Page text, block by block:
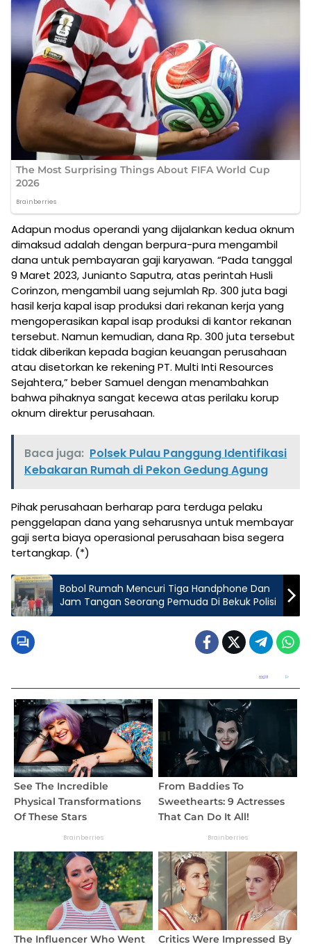
Adapun modus operandi yang dijalankan kedua oknum
dimaksud adalah dengan berpura-pura mengambil
dana untuk pembayaran gaji karyawan. “Pada tanggal
9 Maret 2023, Junianto Saputra, atas perintah Husli
Corinzon, mengambil uang sejumlah Rp. 300 juta bagi
hasil kerja kapal isap produksi dari rekanan kerja yang
mengoperasikan kapal isap produksi di kantor rekanan
tersebut. Namun kemudian, dana Rp. 300 juta tersebut
tidak diberikan kepada bagian keuangan perusahaan
atau disetorkan ke rekening PT. Multi Inti Resources
Sejahtera,” beber Samuel dengan menambahkan
bahwa pihaknya sangat kecewa atas perilaku korup
oknum direktur perusahaan.
Baca juga: Polsek Pulau Panggung Identifikasi
Kebakaran Rumah di Pekon Gedung Agung
Pihak perusahaan berharap para terduga pelaku
penggelapan dana yang seharusnya untuk membayar
gaji serta biaya operasional perusahaan bisa segera
tertangkap. (*)
Bobol Rumah Mencuri Tiga Handphone Dan
Jam Tangan Seorang Pemuda Di Bekuk Polisi